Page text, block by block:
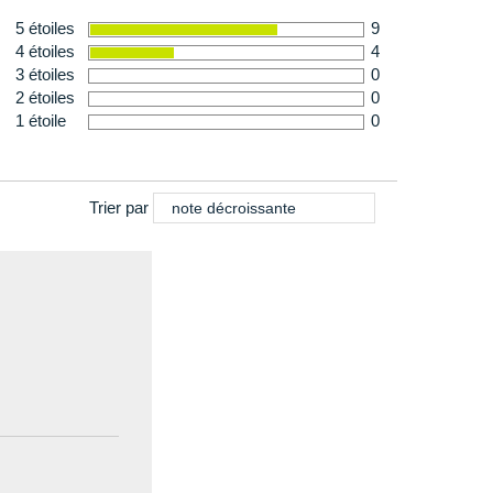
au poignet des montres connectées Garmin
d'obtenir des estimations précises de sa
Le moniteur optique de fréquence cardiaque est
cardiaque de l'utilisateur 24 heures sur 24 et 7 jours
et proposer des parcours, routes, chemins
5 étoiles
9
4 étoiles
4
3 étoiles
0
2 étoiles
0
1 étoile
0
Trier par note décroissante